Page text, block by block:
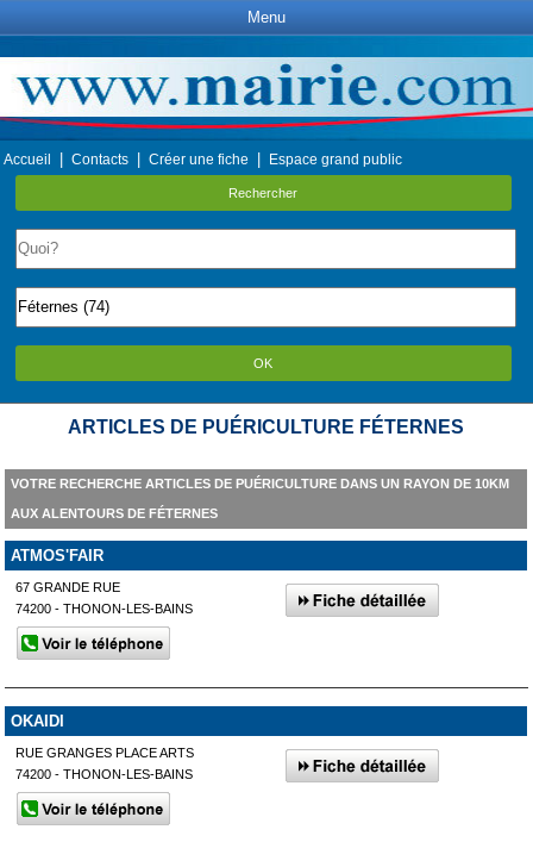
Menu
Accueil Contacts Créer une fiche Espace grand public
Rechercher
OK
ARTICLES DE PUÉRICULTURE FÉTERNES
VOTRE RECHERCHE ARTICLES DE PUÉRICULTURE DANS UN RAYON DE 10KM
AUX ALENTOURS DE FÉTERNES
ATMOS'FAIR
67 GRANDE RUE
74200 - THONON-LES-BAINS
OKAIDI
RUE GRANGES PLACE ARTS
74200 - THONON-LES-BAINS